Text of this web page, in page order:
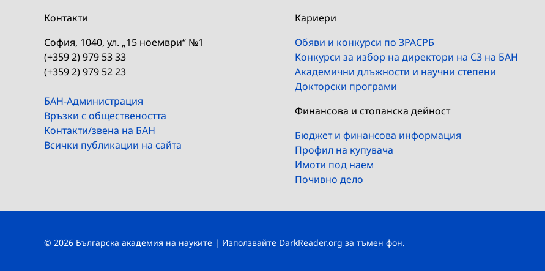
Контакти
София, 1040, ул. „15 ноември“ №1
(+359 2) 979 53 33
(+359 2) 979 52 23
БАН-Администрация
Връзки с обществеността
Контакти/звена на БАН
Всички публикации на сайта
Кариери
Обяви и конкурси по ЗРАСРБ
Конкурси за избор на директори на СЗ на БАН
Академични длъжности и научни степени
Докторски програми
Финансова и стопанска дейност
Бюджет и финансова информация
Профил на купувача
Имоти под наем
Почивно дело
© 2026 Българска академия на науките | Използвайте DarkReader.org за тъмен фон.